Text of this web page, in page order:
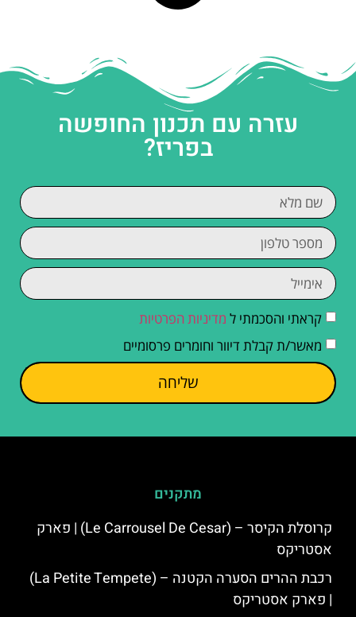
עזרה עם תכנון החופשה
בפריז?
קראתי והסכמתי ל מדיניות הפרטיות
מאשר/ת קבלת דיוור וחומרים פרסומיים
שליחה
מתקנים
קרוסלת הקיסר – (Le Carrousel De Cesar) | פארק
אסטריקס
רכבת ההרים הסערה הקטנה – (La Petite Tempete)
| פארק אסטריקס